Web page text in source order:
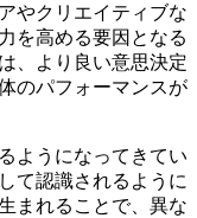
やクリエイティブな
を高める要因となる
、より良い意思決定
のパフォーマンスが
ようになってきてい
て認識されるように
まれることで、異な